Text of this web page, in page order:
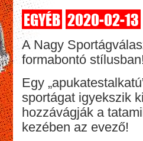
EGYÉB 2020-02-13
A Nagy
formabontó stílusban!
Egy
sportágat igyekszik
hozzávágják a
kezében az evező!